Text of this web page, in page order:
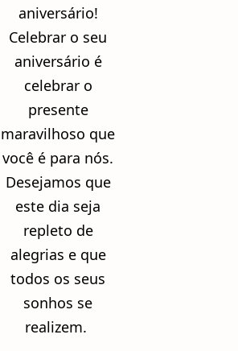
aniversário!
Celebrar o seu
aniversário é
celebrar o
presente
maravilhoso que
você é para nós.
Desejamos que
este dia seja
repleto de
alegrias e que
todos os seus
sonhos se
realizem.